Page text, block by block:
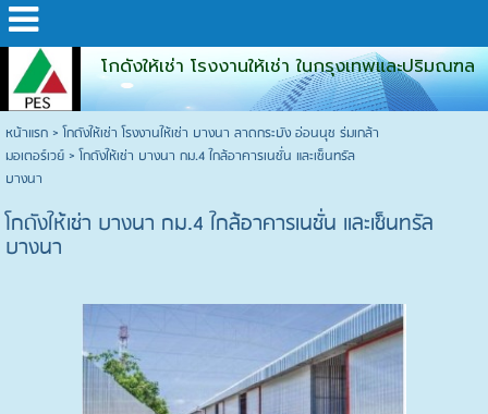
โกดังให้เช่า โรงงานให้เช่า ในกรุงเทพและปริมณฑล
หน้าแรก>โกดังให้เช่า โรงงานให้เช่า บางนา ลาดกระบัง อ่อนนุช ร่มเกล้า
มอเตอร์เวย์>โกดังให้เช่า บางนา กม.4 ใกล้อาคารเนชั่น และเซ็นทรัล
บางนา
โกดังให้เช่า บางนา กม.4 ใกล้อาคารเนชั่น และเซ็นทรัล
บางนา